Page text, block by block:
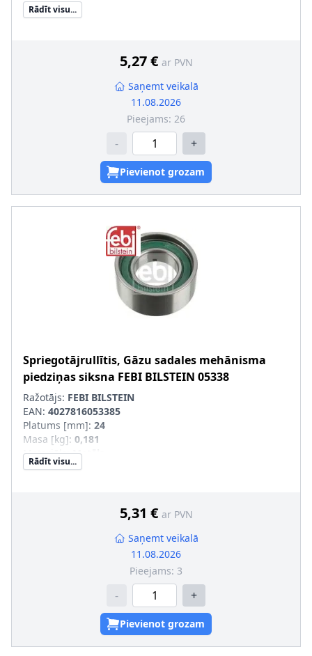
Rādīt visu...
5,27 € ar PVN
Saņemt veikalā
11.08.2026
Pieejams: 26
- +
Pievienot grozam
Spriegotājrullītis, Gāzu sadales mehānisma
piedziņas siksna FEBI BILSTEIN 05338
Ražotājs: FEBI BILSTEIN
EAN: 4027816053385
Platums [mm]: 24
Masa [kg]: 0,181
Materiāls:Metāls
Iekšējais diametrs [mm]
Rādīt visu...
5,31 € ar PVN
Saņemt veikalā
11.08.2026
Pieejams: 3
- +
Pievienot grozam